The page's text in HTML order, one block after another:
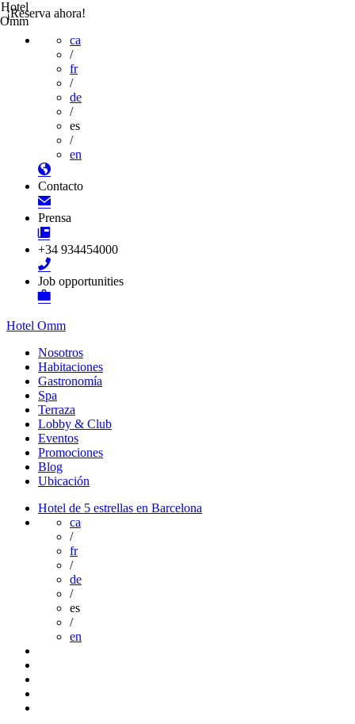
¡Reserva ahora!
ca
/
fr
/
de
/
es
/
en
Contacto
Prensa
+34 934454000
Job opportunities
Hotel Omm
Nosotros
Habitaciones
Gastronomía
Spa
Terraza
Lobby & Club
Eventos
Promociones
Blog
Ubicación
Hotel de 5 estrellas en Barcelona
ca
/
fr
/
de
/
es
/
en
Hotel
Omm